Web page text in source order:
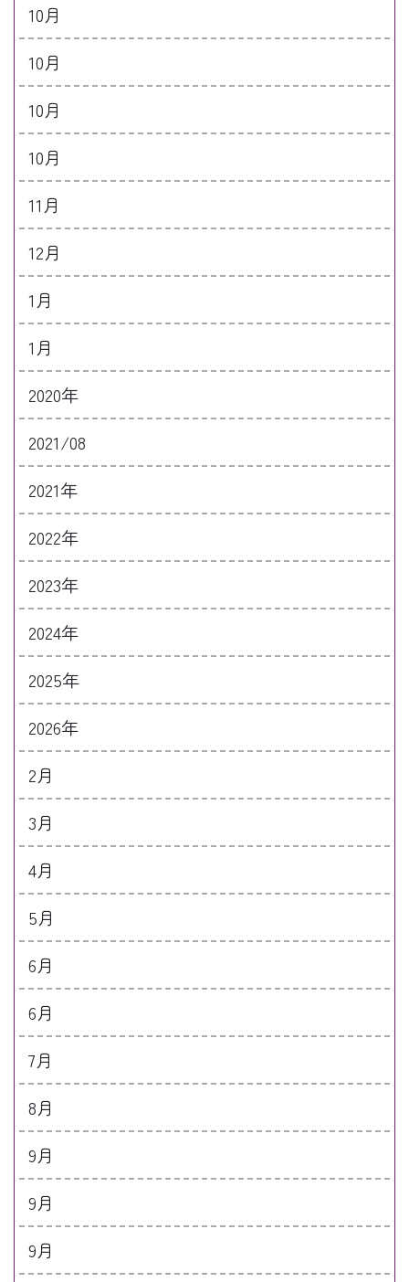
10月
10月
10月
10月
11月
12月
1月
1月
2020年
2021/08
2021年
2022年
2023年
2024年
2025年
2026年
2月
3月
4月
5月
6月
6月
7月
8月
9月
9月
9月